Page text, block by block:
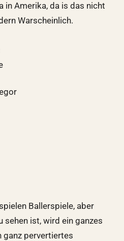
in Amerika, da is das nicht
Warscheinlich.
Ballerspiele, aber
sehen ist, wird ein ganzes
ganz pervertiertes